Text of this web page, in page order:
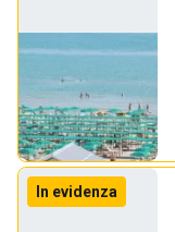
In evidenza